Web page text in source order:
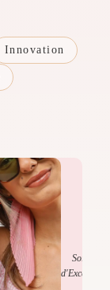
Innovation
Soins
d'Exception